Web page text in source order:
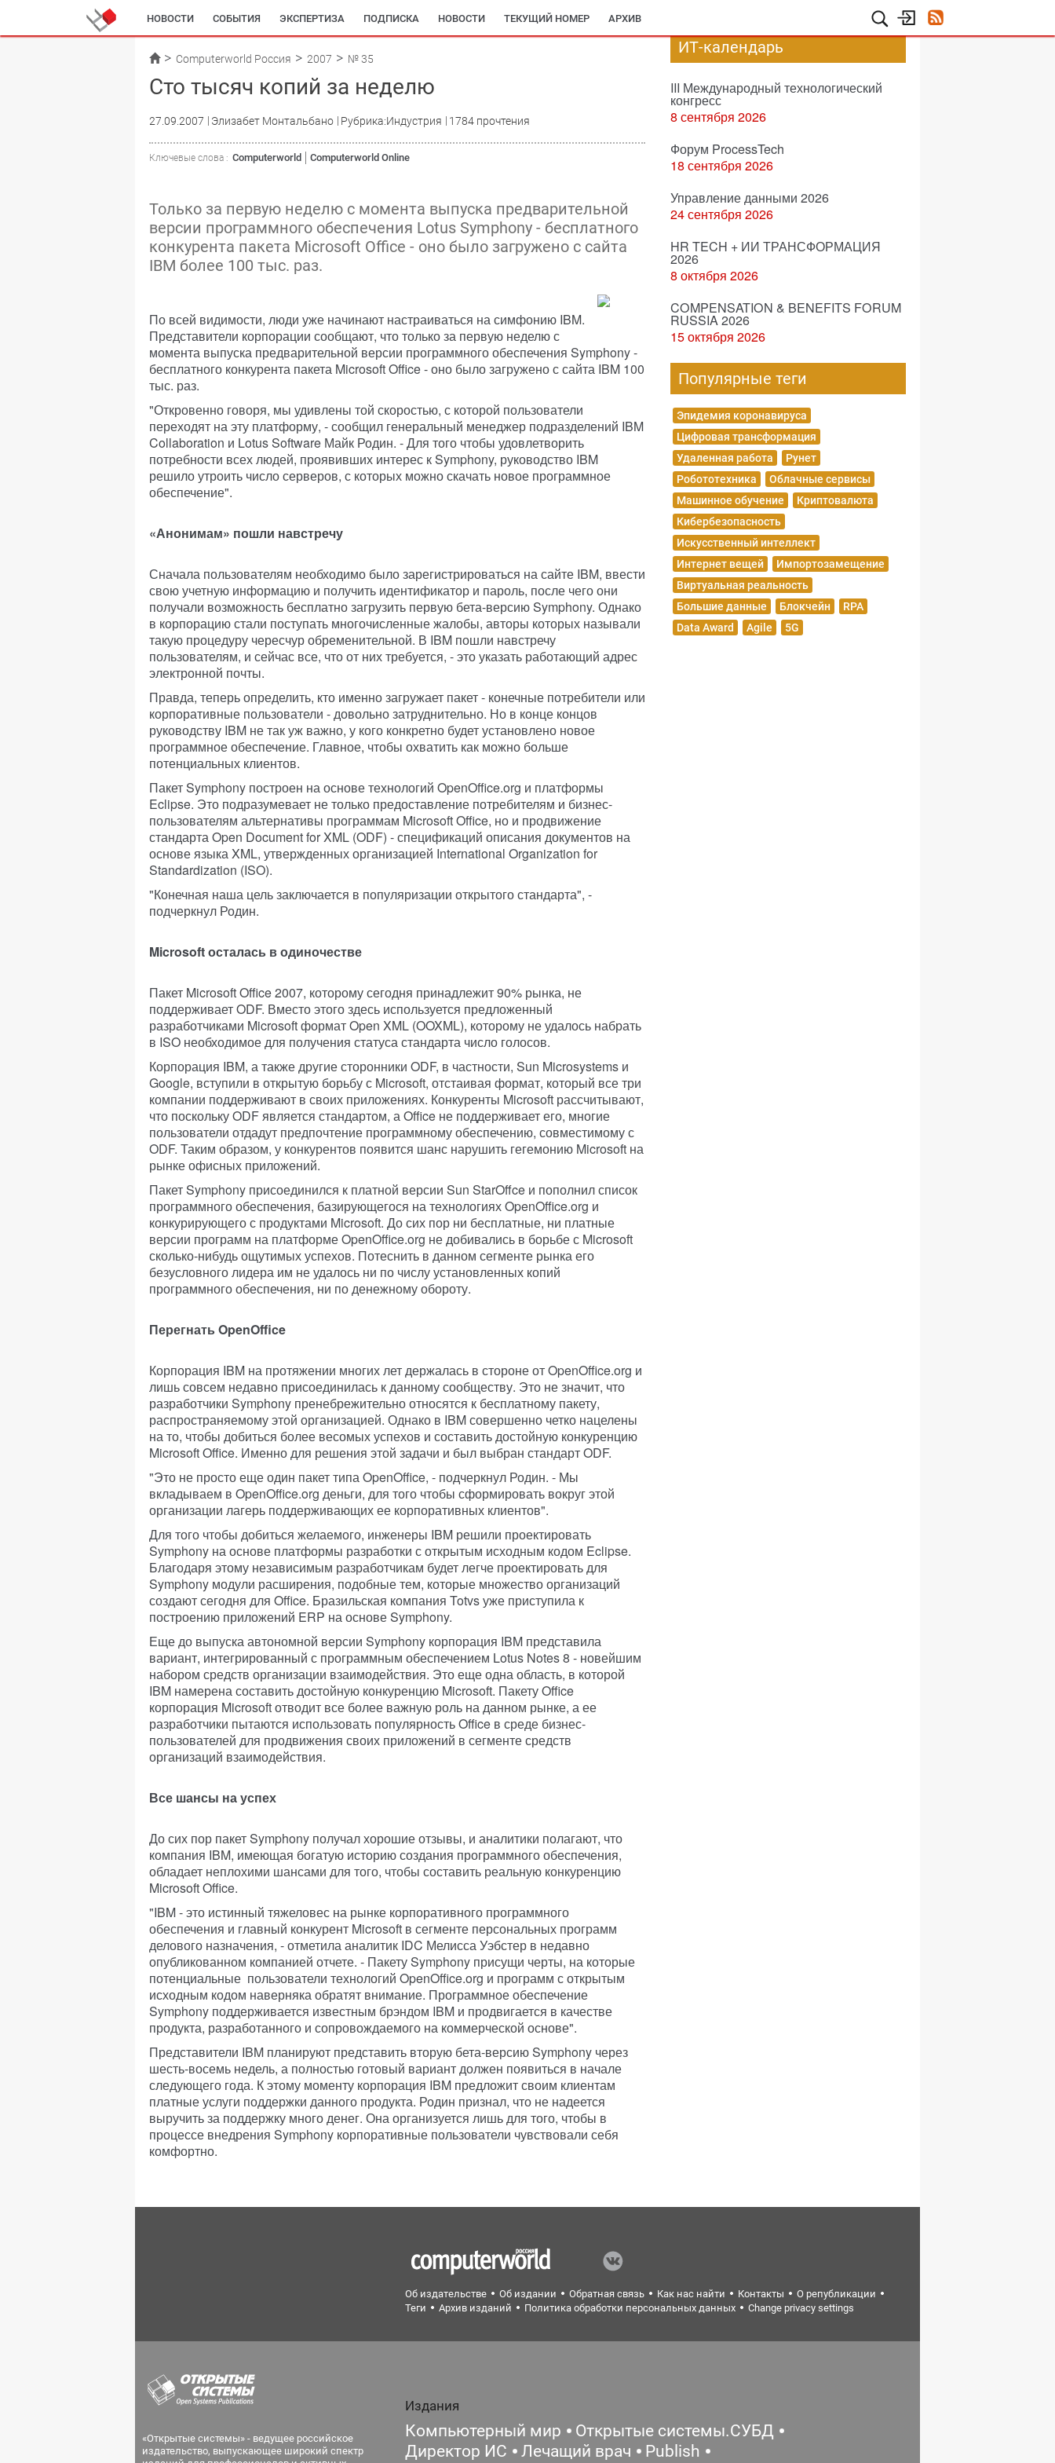
НОВОСТИ СОБЫТИЯ ЭКСПЕРТИЗА ПОДПИСКА НОВОСТИ ТЕКУЩИЙ НОМЕР АРХИВ
Computerworld Россия 2007 № 35
Сто тысяч копий за неделю
27.09.2007 Элизабет Монтальбано Рубрика:Индустрия 1784 прочтения
Ключевые слова : Computerworld Computerworld Online
Только за первую неделю с момента выпуска предварительной
версии программного обеспечения Lotus Symphony - бесплатного
конкурента пакета Microsoft Office - оно было загружено с сайта
IBM более 100 тыс. раз.
По всей видимости, люди уже начинают настраиваться на симфонию IBM.
Представители корпорации сообщают, что только за первую неделю с
момента выпуска предварительной версии программного обеспечения Symphony -
бесплатного конкурента пакета Microsoft Office - оно было загружено с сайта IBM 100
тыс. раз.
"Откровенно говоря, мы удивлены той скоростью, с которой пользователи
переходят на эту платформу, - сообщил генеральный менеджер подразделений IBM
Collaboration и Lotus Software Майк Родин. - Для того чтобы удовлетворить
потребности всех людей, проявивших интерес к Symphony, руководство IBM
решило утроить число серверов, с которых можно скачать новое программное
обеспечение".
«Анонимам» пошли навстречу
Сначала пользователям необходимо было зарегистрироваться на сайте IBM, ввести
свою учетную информацию и получить идентификатор и пароль, после чего они
получали возможность бесплатно загрузить первую бета-версию Symphony. Однако
в корпорацию стали поступать многочисленные жалобы, авторы которых называли
такую процедуру чересчур обременительной. В IBM пошли навстречу
пользователям, и сейчас все, что от них требуется, - это указать работающий адрес
электронной почты.
Правда, теперь определить, кто именно загружает пакет - конечные потребители или
корпоративные пользователи - довольно затруднительно. Но в конце концов
руководству IBM не так уж важно, у кого конкретно будет установлено новое
программное обеспечение. Главное, чтобы охватить как можно больше
потенциальных клиентов.
Пакет Symphony построен на основе технологий OpenOffice.org и платформы
Eclipse. Это подразумевает не только предоставление потребителям и бизнес-
пользователям альтернативы программам Microsoft Office, но и продвижение
стандарта Open Document for XML (ODF) - спецификаций описания документов на
основе языка XML, утвержденных организацией International Organization for
Standardization (ISO).
"Конечная наша цель заключается в популяризации открытого стандарта", -
подчеркнул Родин.
Microsoft осталась в одиночестве
Пакет Microsoft Office 2007, которому сегодня принадлежит 90% рынка, не
поддерживает ODF. Вместо этого здесь используется предложенный
разработчиками Microsoft формат Open XML (OOXML), которому не удалось набрать
в ISO необходимое для получения статуса стандарта число голосов.
Корпорация IBM, а также другие сторонники ODF, в частности, Sun Microsystems и
Google, вступили в открытую борьбу с Microsoft, отстаивая формат, который все три
компании поддерживают в своих приложениях. Конкуренты Microsoft рассчитывают,
что поскольку ODF является стандартом, а Office не поддерживает его, многие
пользователи отдадут предпочтение программному обеспечению, совместимому с
ODF. Таким образом, у конкурентов появится шанс нарушить гегемонию Microsoft на
рынке офисных приложений.
Пакет Symphony присоединился к платной версии Sun StarOffce и пополнил список
программного обеспечения, базирующегося на технологиях OpenOffice.org и
конкурирующего с продуктами Microsoft. До сих пор ни бесплатные, ни платные
версии программ на платформе OpenOffice.org не добивались в борьбе с Microsoft
сколько-нибудь ощутимых успехов. Потеснить в данном сегменте рынка его
безусловного лидера им не удалось ни по числу установленных копий
программного обеспечения, ни по денежному обороту.
Перегнать OpenOffice
Корпорация IBM на протяжении многих лет держалась в стороне от OpenOffice.org и
лишь совсем недавно присоединилась к данному сообществу. Это не значит, что
разработчики Symphony пренебрежительно относятся к бесплатному пакету,
распространяемому этой организацией. Однако в IBM совершенно четко нацелены
на то, чтобы добиться более весомых успехов и составить достойную конкуренцию
Microsoft Office. Именно для решения этой задачи и был выбран стандарт ODF.
"Это не просто еще один пакет типа OpenOffice, - подчеркнул Родин. - Мы
вкладываем в OpenOffice.org деньги, для того чтобы сформировать вокруг этой
организации лагерь поддерживающих ее корпоративных клиентов".
Для того чтобы добиться желаемого, инженеры IBM решили проектировать
Symphony на основе платформы разработки с открытым исходным кодом Eclipse.
Благодаря этому независимым разработчикам будет легче проектировать для
Symphony модули расширения, подобные тем, которые множество организаций
создают сегодня для Office. Бразильская компания Totvs уже приступила к
построению приложений ERP на основе Symphony.
Еще до выпуска автономной версии Symphony корпорация IBM представила
вариант, интегрированный с программным обеспечением Lotus Notes 8 - новейшим
набором средств организации взаимодействия. Это еще одна область, в которой
IBM намерена составить достойную конкуренцию Microsoft. Пакету Office
корпорация Microsoft отводит все более важную роль на данном рынке, а ее
разработчики пытаются использовать популярность Office в среде бизнес-
пользователей для продвижения своих приложений в сегменте средств
организаций взаимодействия.
Все шансы на успех
До сих пор пакет Symphony получал хорошие отзывы, и аналитики полагают, что
компания IBM, имеющая богатую историю создания программного обеспечения,
обладает неплохими шансами для того, чтобы составить реальную конкуренцию
Microsoft Office.
"IBM - это истинный тяжеловес на рынке корпоративного программного
обеспечения и главный конкурент Microsoft в сегменте персональных программ
делового назначения, - отметила аналитик IDC Мелисса Уэбстер в недавно
опубликованном компанией отчете. - Пакету Symphony присущи черты, на которые
потенциальные пользователи технологий OpenOffice.org и программ с открытым
исходным кодом наверняка обратят внимание. Программное обеспечение
Symphony поддерживается известным брэндом IBM и продвигается в качестве
продукта, разработанного и сопровождаемого на коммерческой основе".
Представители IBM планируют представить вторую бета-версию Symphony через
шесть-восемь недель, а полностью готовый вариант должен появиться в начале
следующего года. К этому моменту корпорация IBM предложит своим клиентам
платные услуги поддержки данного продукта. Родин признал, что не надеется
выручить за поддержку много денег. Она организуется лишь для того, чтобы в
процессе внедрения Symphony корпоративные пользователи чувствовали себя
комфортно.
ИТ-календарь
III Международный технологический
конгресс
8 сентября 2026
Форум ProcessTech
18 сентября 2026
Управление данными 2026
24 сентября 2026
HR TECH + ИИ ТРАНСФОРМАЦИЯ
2026
8 октября 2026
COMPENSATION & BENEFITS FORUM
RUSSIA 2026
15 октября 2026
Популярные теги
Эпидемия коронавируса
Цифровая трансформация
Удаленная работа
Рунет
Робототехника
Облачные сервисы
Машинное обучение
Криптовалюта
Кибербезопасность
Искусственный интеллект
Интернет вещей
Импортозамещение
Виртуальная реальность
Большие данные
Блокчейн
RPA
Data Award
Agile 5G
Об издательстве Об издании Обратная связь Как нас найти Контакты
О републикации
Теги
Архив изданий Политика обработки персональных данных Change privacy settings
«Открытые системы» - ведущее российское
издательство, выпускающее широкий спектр
Издания
Компьютерный мир
Открытые системы.СУБД
Директор ИС
Лечащий врач
Publish